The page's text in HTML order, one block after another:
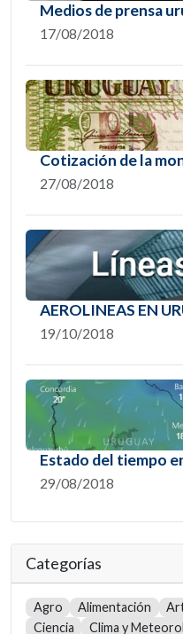
Medios de prensa
17/08/2018
Cotización de la
27/08/2018
AEROLINEAS EN
19/10/2018
Estado del tiempo
29/08/2018
Categorías
Agro Alimentación
Ciencia
Clima y